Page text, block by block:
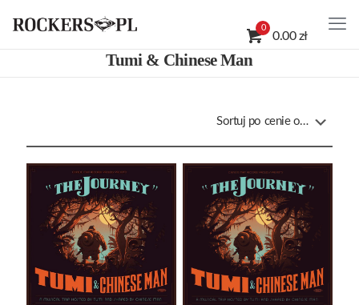
0
0.00 zł
Tumi & Chinese Man